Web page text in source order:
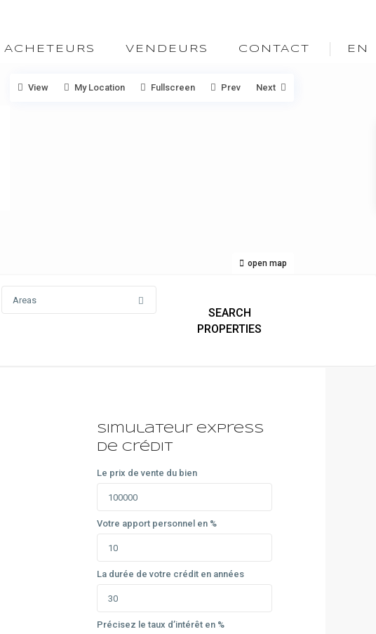
ACHETEURS VENDEURS CONTACT EN
open map
View My Location Fullscreen Prev Next
Areas
Simulateur express
de crédit
Le prix de vente du bien
Votre apport personnel en %
La durée de votre crédit en années
Précisez le taux d’intérêt en %